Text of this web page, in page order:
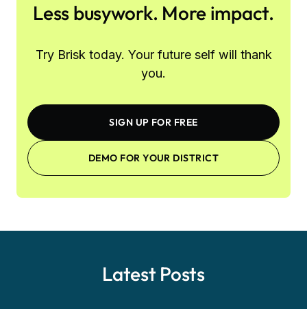
Less busywork. More impact.
Try Brisk today. Your future self will thank
you.
SIGN UP FOR FREE
DEMO FOR YOUR DISTRICT
Latest Posts